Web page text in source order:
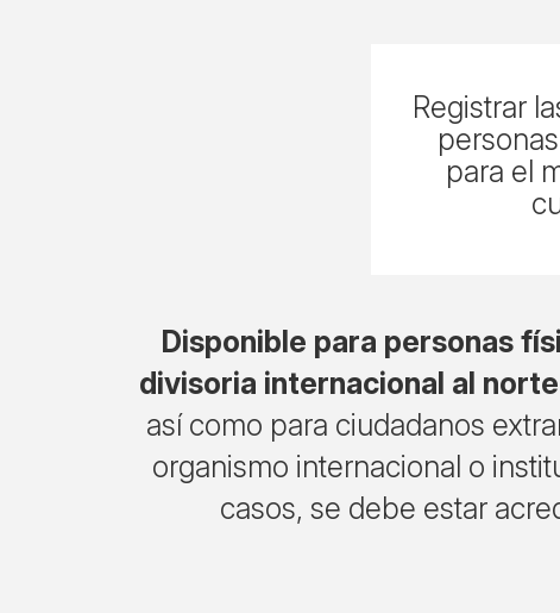
Registrar
para el
Disponible para personas
divisoria internacional al
así como para ciudadanos
organismo internacional o
casos, se debe estar